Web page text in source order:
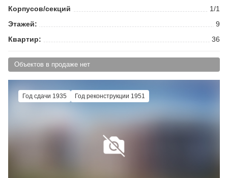
Корпусов/секций
1/1
Этажей:
9
Квартир:
36
Объектов в продаже нет
Год сдачи 1935 Год реконструкции 1951